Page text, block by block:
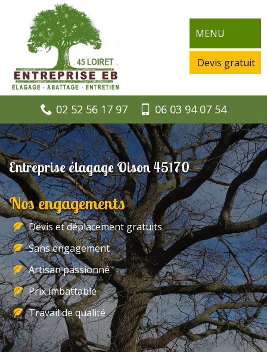
MENU
Devis gratuit
02 52 56 17 97 06 03 94 07 54
Entreprise élagage Oison 45170
Nos engagements
Devis et déplacement gratuits
Sans engagement
Artisan passionné
Prix imbattable
Travail de qualité